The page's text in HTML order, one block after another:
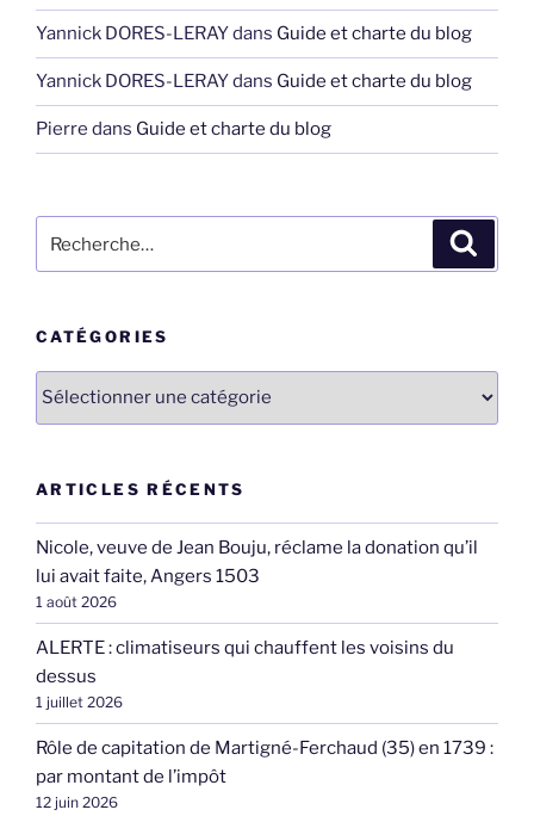
Yannick DORES-LERAYdans Guide et charte du blog
Yannick DORES-LERAYdans Guide et charte du blog
Pierre dans Guide et charte du blog
pour
CATÉGORIES
Catégories
ARTICLES RÉCENTS
Nicole, veuve de Jean Bouju, réclame la donation qu’il
lui avait faite, Angers 1503
1 août 2026
ALERTE : climatiseurs qui chauffent les voisins du
dessus
1 juillet 2026
Rôle de capitation de Martigné-Ferchaud (35) en 1739 :
par montant de l’impôt
12 juin 2026